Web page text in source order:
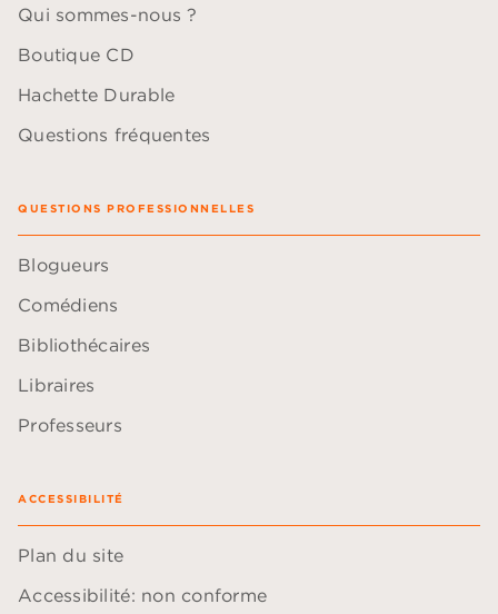
Qui sommes-nous ?
Boutique CD
Hachette Durable
Questions fréquentes
QUESTIONS PROFESSIONNELLES
Blogueurs
Comédiens
Bibliothécaires
Libraires
Professeurs
ACCESSIBILITÉ
Plan du site
Accessibilité: non conforme